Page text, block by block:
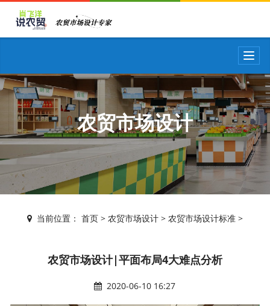
T
o
g
g
l
e
n
a
v
i
g
农贸市场设计
当前位置： 首页> 农贸市场设计> 农贸市场设计标准>
农贸市场设计|平面布局4大难点分析
2020-06-10 16:27